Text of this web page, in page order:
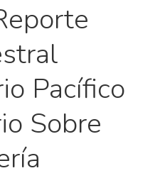
Pacífico
Sobre